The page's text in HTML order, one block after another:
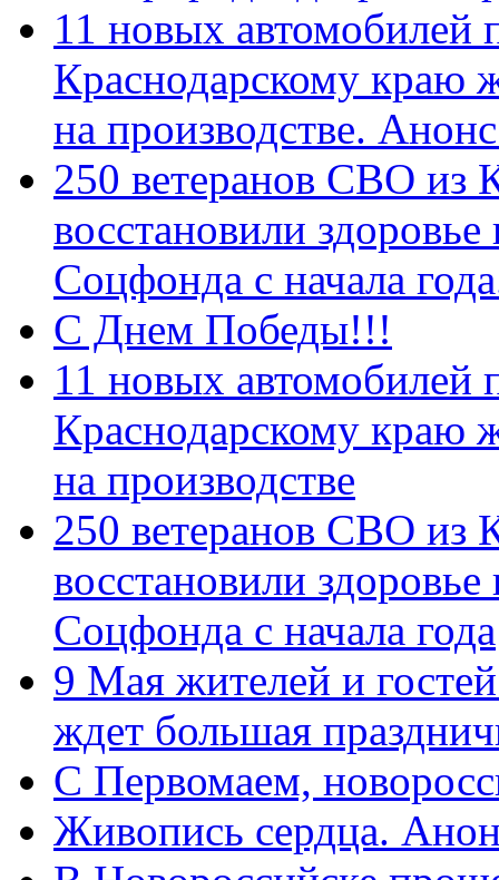
11 новых автомобилей
Краснодарскому краю
на производстве.
250 ветеранов СВО из
восстановили
Соцфонда с начала
С Днем Победы!!!
11 новых автомобилей
Краснодарскому краю
на производстве
250 ветеранов СВО из
восстановили
Соцфонда с начала года
9 Мая жителей и
ждет большая
C Первомаем,
Живопись сердца.